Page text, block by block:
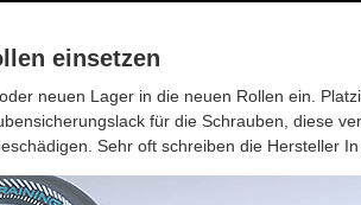
einsetzen
neuen Lager in die neuen Rollen ein.
für die Schrauben, diese
Sehr oft schreiben die Hersteller